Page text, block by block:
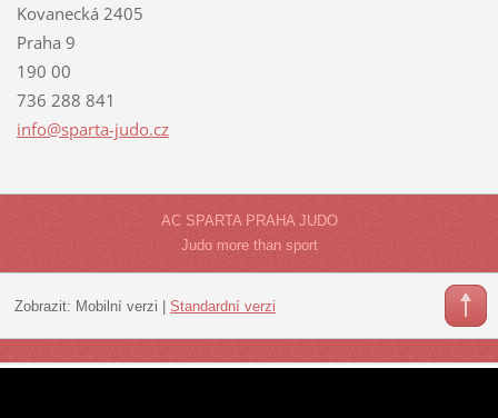
Kovanecká 2405
Praha 9
190 00
736 288 841
info@sparta-judo.cz
AC SPARTA PRAHA JUDO
Judo more than sport
Zobrazit: Mobilní verzi Standardní verzi